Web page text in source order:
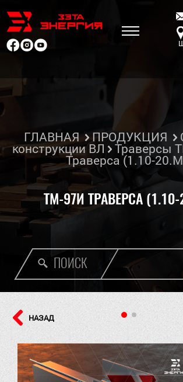
ПОИСК
ГЛАВНАЯ ПРОДУКЦИЯ
конструкции ВЛ Траверсы
Траверса (1.10-
ТМ-97И ТРАВЕРСА
НАЗАД